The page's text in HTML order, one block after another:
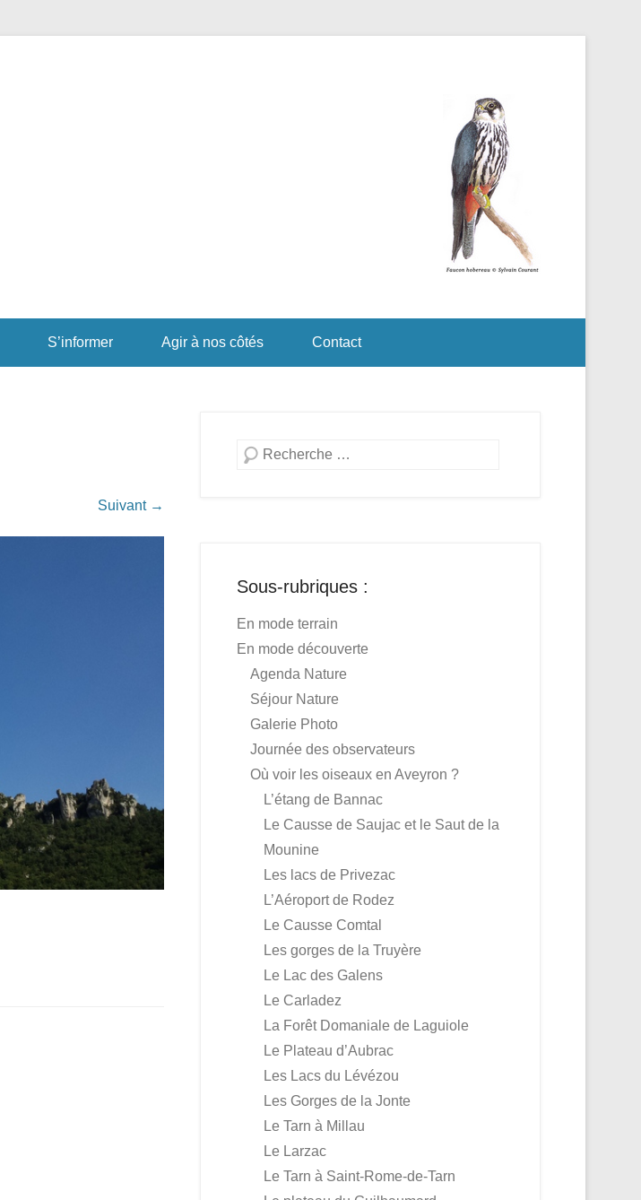
S’informer Agir à nos côtés Contact
Suivant →
Recherche
Sous-rubriques :
En mode terrain
En mode découverte
Agenda Nature
Séjour Nature
Galerie Photo
Journée des observateurs
Où voir les oiseaux en Aveyron ?
L’étang de Bannac
Le Causse de Saujac et le Saut de la
Mounine
Les lacs de Privezac
L’Aéroport de Rodez
Le Causse Comtal
Les gorges de la Truyère
Le Lac des Galens
Le Carladez
La Forêt Domaniale de Laguiole
Le Plateau d’Aubrac
Les Lacs du Lévézou
Les Gorges de la Jonte
Le Tarn à Millau
Le Larzac
Le Tarn à Saint-Rome-de-Tarn